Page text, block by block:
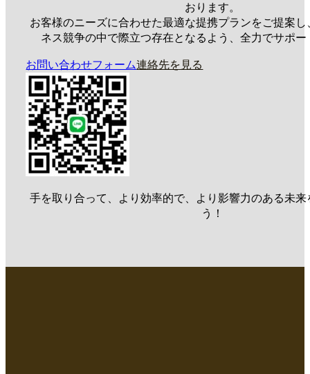
おります。
お客様のニーズに合わせた最適な提携プランをご提案
ネス競争の中で際立つ存在となるよう、全力でサポ
お問い合わせフォーム連絡先を見る
手を取り合って、より効率的で、より影響力のある未
う！